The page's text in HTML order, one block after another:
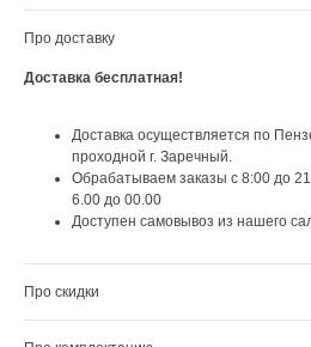
Про доставку
Доставка бесплатная!
Доставка осуществляется по
проходной г. Заречный.
Обрабатываем заказы с 8:00 до
6.00 до 00.00
Доступен самовывоз из нашего
Про скидки
РЕКОМЕНДУЕМ